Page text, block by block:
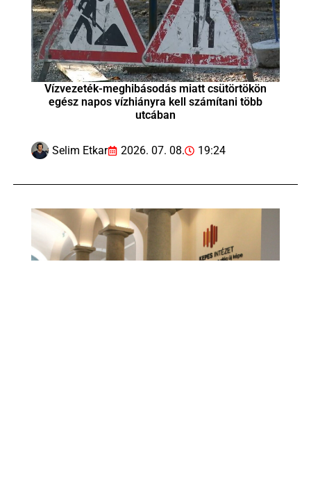
Vízvezeték-meghibásodás miatt csütörtökön
egész napos vízhiányra kell számítani több
utcában
Selim Etkar 2026. 07. 08. 19:24